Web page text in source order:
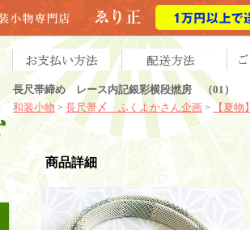
長尺帯締め レース内記銀彩横段撚房 （01）
和装小物 > 長尺帯〆 ふくよかさん企画 > 【夏物】
商品詳細